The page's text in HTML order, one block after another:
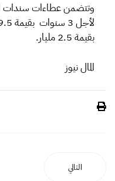
وتتضمن عطاءات سندات
بقيمة 2.5 مليار.
المال نيوز
التالي